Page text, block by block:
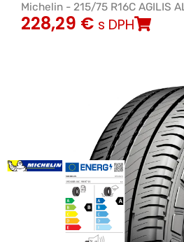
Michelin - 215/75 R16C AGILIS
228,29 € s DPH